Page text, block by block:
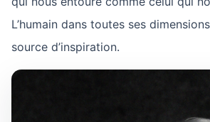
L’humain dans toutes ses
source d’inspiration.